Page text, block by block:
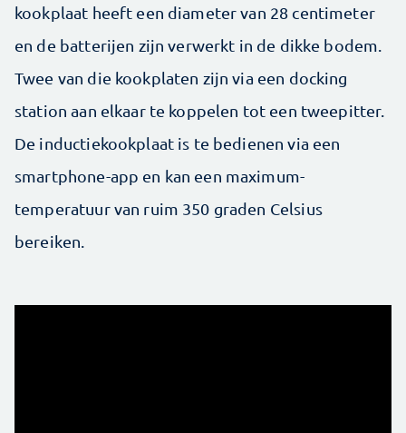
kookplaat heeft een diameter van 28 centimeter
en de batterijen zijn verwerkt in de dikke bodem.
Twee van die kookplaten zijn via een docking
station aan elkaar te koppelen tot een tweepitter.
De inductiekookplaat is te bedienen via een
smartphone-app en kan een maximum­
temperatuur van ruim 350 graden Celsius
bereiken.